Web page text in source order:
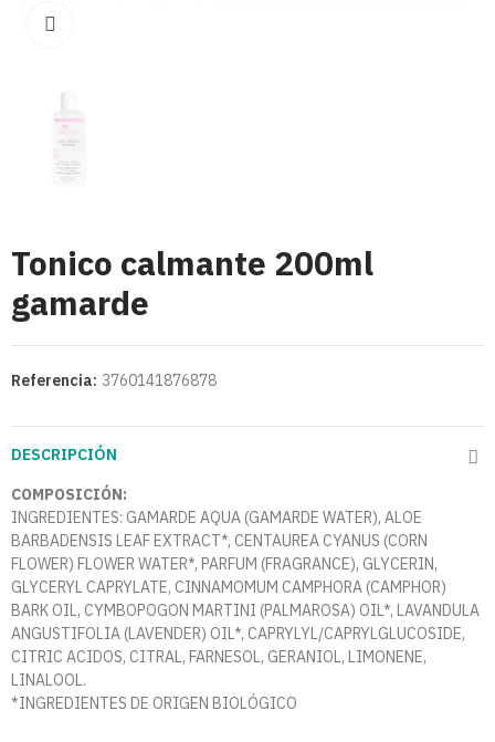
Tonico calmante 200ml
gamarde
Referencia: 3760141876878
DESCRIPCIÓN
COMPOSICIÓN:
INGREDIENTES: GAMARDE AQUA (GAMARDE WATER), ALOE
BARBADENSIS LEAF EXTRACT*, CENTAUREA CYANUS (CORN
FLOWER) FLOWER WATER*, PARFUM (FRAGRANCE), GLYCERIN,
GLYCERYL CAPRYLATE, CINNAMOMUM CAMPHORA (CAMPHOR)
BARK OIL, CYMBOPOGON MARTINI (PALMAROSA) OIL*, LAVANDULA
ANGUSTIFOLIA (LAVENDER) OIL*, CAPRYLYL/CAPRYLGLUCOSIDE,
CITRIC ACIDOS, CITRAL, FARNESOL, GERANIOL, LIMONENE,
LINALOOL.
*INGREDIENTES DE ORIGEN BIOLÓGICO